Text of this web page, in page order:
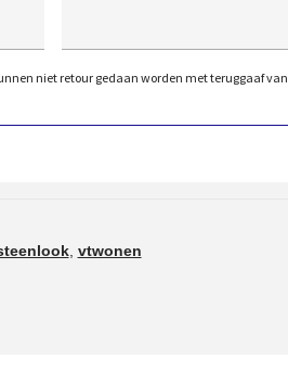
niet retour gedaan worden met teruggaaf van
, vtwonen